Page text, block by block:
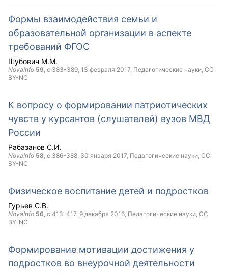
Формы взаимодействия семьи и
образовательной организации в аспекте
требований ФГОС
Шубович М.М.
NovaInfo 59, с.383-389, 13 февраля 2017, Педагогические науки, CC
BY-NC
К вопросу о формировании патриотических
чувств у курсантов (слушателей) вузов МВД
России
Рабазанов С.И.
NovaInfo 58, с.386-388, 30 января 2017, Педагогические науки, CC
BY-NC
Физическое воспитание детей и подростков
Гурьев С.В.
NovaInfo 56, с.413-417, 9 декабря 2016, Педагогические науки, CC
BY-NC
Формирование мотивации достижения у
подростков во внеурочной деятельности